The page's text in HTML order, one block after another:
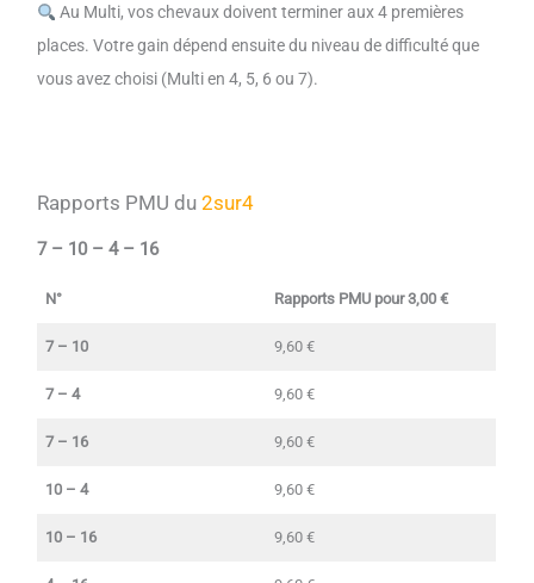
Au Multi, vos chevaux doivent terminer aux 4 premières
places. Votre gain dépend ensuite du niveau de difficulté que
vous avez choisi (Multi en 4, 5, 6 ou 7).
Rapports PMU du2sur4
7 – 10 – 4 – 16
N° Rapports PMU pour 3,00 €
7 – 10 9,60 €
7 – 4 9,60 €
7 – 16 9,60 €
10 – 4 9,60 €
10 – 16 9,60 €